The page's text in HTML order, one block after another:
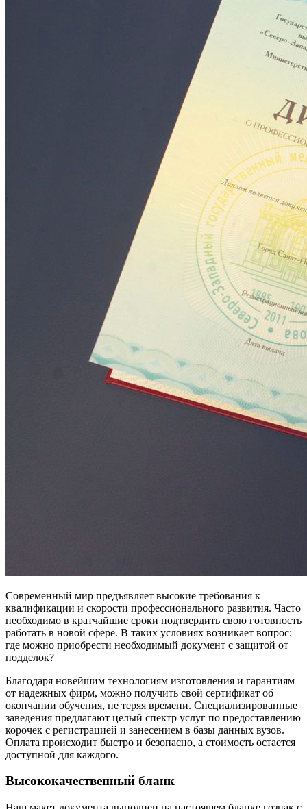
Современный мир предъявляет высокие требования к
квалификации и скорости профессионального развития. Часто
необходимо в кратчайшие сроки подтвердить свою готовность
работать в новой сфере. В таких условиях возникает вопрос:
где можно приобрести необходимый документ с защитой от
подделок?
Благодаря новейшим технологиям изготовления и гарантиям
от надежных фирм, можно получить свой сертификат об
окончании обучения, не теряя времени. Специализированные
заведения предлагают целый спектр услуг по предоставлению
корочек с регистрацией и занесением в базы данных вузов.
Оплата происходит быстро и безопасно, а стоимость остается
доступной для каждого.
Высококачественный бланк